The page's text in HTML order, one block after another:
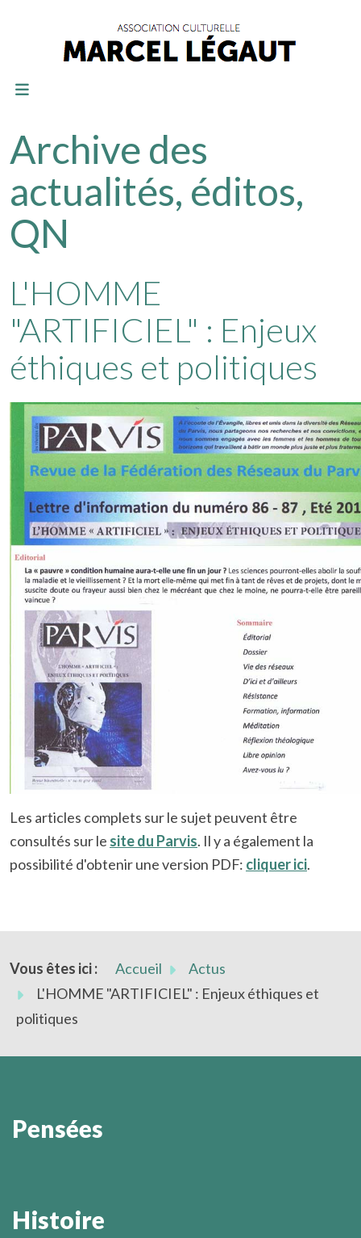
Archive des
actualités, éditos,
QN
L'HOMME
"ARTIFICIEL" : Enjeux
éthiques et politiques
Les articles complets sur le sujet peuvent être
consultés sur le site du Parvis. Il y a également la
possibilité d'obtenir une version PDF: cliquer ici.
Vous êtes ici : Accueil
Actus
L'HOMME "ARTIFICIEL" : Enjeux éthiques et
politiques
Pensées
Marcel Légaut
Histoire